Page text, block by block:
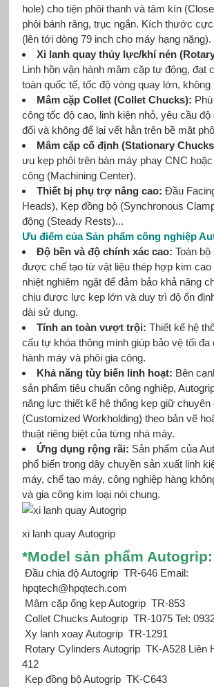
hole) cho tiện phôi thanh và tâm kín
phôi bánh răng, trục ngắn. Kích thước
(lên tới dòng 79 inch cho máy hạng nặng).
Xi lanh quay thủy lực/khí nén
Linh hồn vận hành mâm cặp tự động, đạt
toàn quốc tế, tốc độ vòng quay lớn, không
Mâm cặp Collet (Collet Chucks):
công tốc độ cao, linh kiện nhỏ, yêu cầu
đối và không để lại vết hằn trên bề mặt
Mâm cặp cố định (Stationary
ưu kẹp phôi trên bàn máy phay CNC
công (Machining Center).
Thiết bị phụ trợ nâng cao: Đầu
Heads), Kẹp đồng bộ (Synchronous
động (Steady Rests)...
Ưu điểm của Sản phẩm công nghiệp
Độ bền và độ chính xác cao: Toàn
được chế tạo từ vật liệu thép hợp kim
nhiệt nghiêm ngặt để đảm bảo khả năng
chịu được lực kẹp lớn và duy trì độ ổn
dài sử dụng.
Tính an toàn vượt trội: Thiết kế hệ
cấu tự khóa thông minh giúp bảo vệ tối
hành máy và phôi gia công.
Khả năng tùy biến linh hoạt: Bên
sản phẩm tiêu chuẩn công nghiệp,
năng lực thiết kế hệ thống kẹp giữ chuyên
(Customized Workholding) theo bản vẽ
thuật riêng biệt của từng nhà máy.
Ứng dụng rộng rãi: Sản phẩm của
phổ biến trong dây chuyền sản xuất linh
máy, chế tạo máy, công nghiệp hàng
và gia công kim loại nói chung.
xi lanh quay Autogrip
*Model sản phẩm Autogrip:
Đầu chia độ Autogrip TR-646 Email:
hpqtech@hpqtech.com
Mâm cặp ống kẹp Autogrip TR-853
Collet Chucks Autogrip TR-1075 Tel:
Xy lanh xoay Autogrip TR-1291
Rotary Cylinders Autogrip TK-A528 Liên
412
Kẹp đồng bộ Autogrip TK-C643